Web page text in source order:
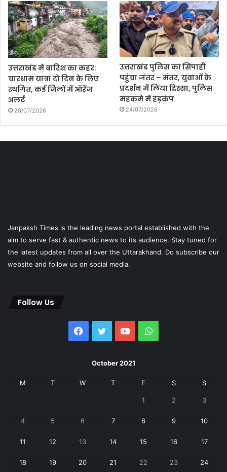
उत्तराखंड में बारिश का कहर:
चारधाम यात्रा दो दिन के लिए
स्थगित, कई जिलों में ऑरेंज
अलर्ट
28/07/2026
उत्तराखंड पुलिस का सिपाही
पहुंचा जंतर – मंतर, युवाओं के
प्रदर्शन में लिया हिस्सा, पुलिस
महकमे में हड़कंप
24/07/2026
Janpaksh Times is the leading news portal established with the
aim to serve fast & authentic news to its audience. Stay tuned for
the latest updates from all over the Uttarakhand. Do subscribe our
website and follow us on social media.
Follow Us
Facebook
Twitter YouTubeWhatsApp
October 2021
M T W T F S S
1 2 3
4 5 6 7 8 9 10
11 12 13 14 15 16 17
18 19 20 21 22 23 24